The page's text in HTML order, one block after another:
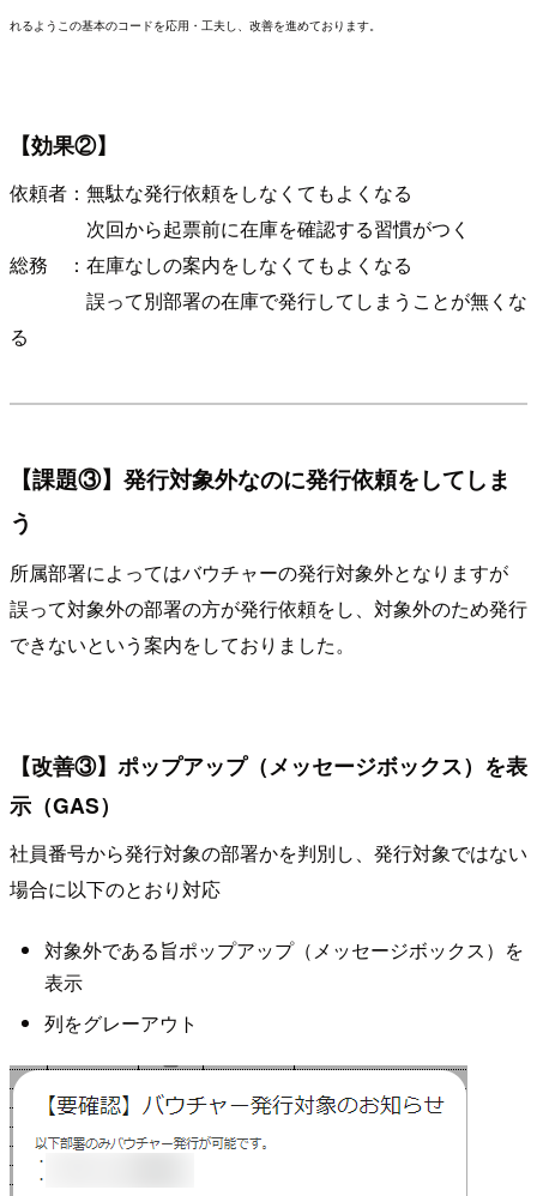
れるようこの基本のコードを応用・工夫し、改善を進めております。
【効果②】
依頼者：無駄な発行依頼をしなくてもよくなる
次回から起票前に在庫を確認する習慣がつく
総務 ：在庫なしの案内をしなくてもよくなる
誤って別部署の在庫で発行してしまうことが無くな
る
【課題③】発行対象外なのに発行依頼をしてしま
う
所属部署によってはバウチャーの発行対象外となりますが
誤って対象外の部署の方が発行依頼をし、対象外のため発行
できないという案内をしておりました。
【改善③】ポップアップ（メッセージボックス）を表
示（GAS）
社員番号から発行対象の部署かを判別し、発行対象ではない
場合に以下のとおり対応
対象外である旨ポップアップ（メッセージボックス）を
表示
列をグレーアウト